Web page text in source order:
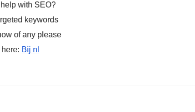
with SEO?
keywords
of any please
Bij nl